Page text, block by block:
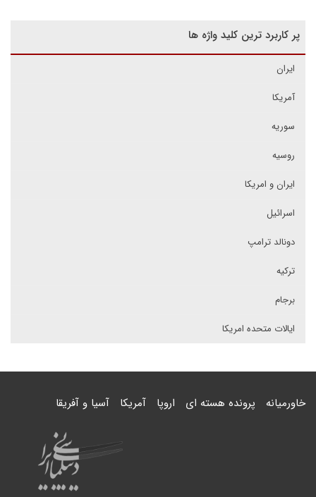
پر کاربرد ترین کلید واژه ها
ایران
آمریکا
سوریه
روسیه
ایران و امریکا
اسرائیل
دونالد ترامپ
ترکیه
برجام
ایالات متحده امریکا
خاورمیانه پرونده هسته ای اروپا آمریکا آسیا و آفریقا